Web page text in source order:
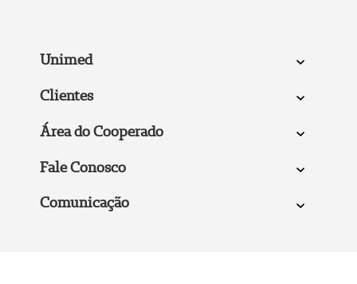
Unimed
Clientes
Área do Cooperado
Fale Conosco
Comunicação